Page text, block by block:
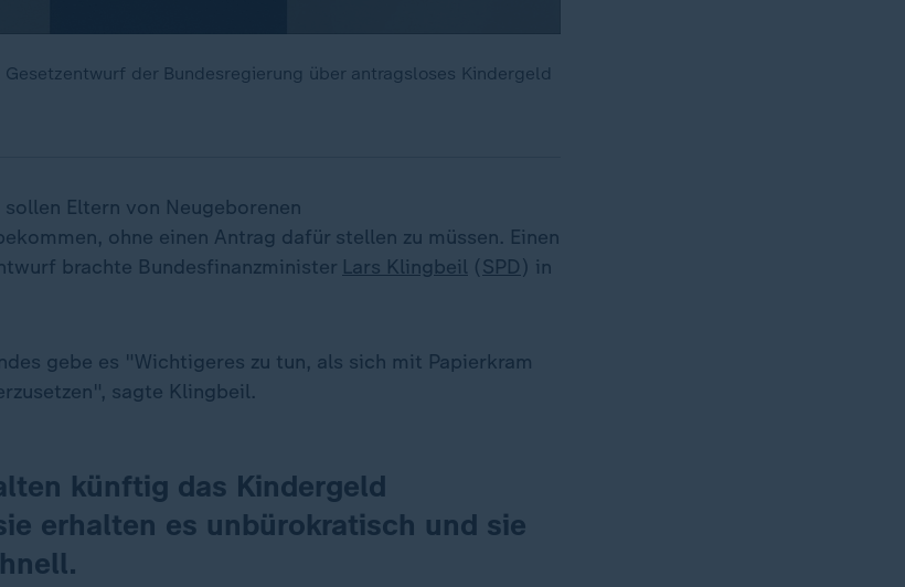
der Bundesregierung über antragsloses Kindergeld
Eltern von Neugeborenen
ohne einen Antrag dafür stellen zu müssen. Einen
brachte Bundesfinanzminister Lars Klingbeil (SPD) in
gebe es "Wichtigeres zu tun, als sich mit Papierkram
sagte Klingbeil.
künftig das Kindergeld
erhalten es unbürokratisch und sie